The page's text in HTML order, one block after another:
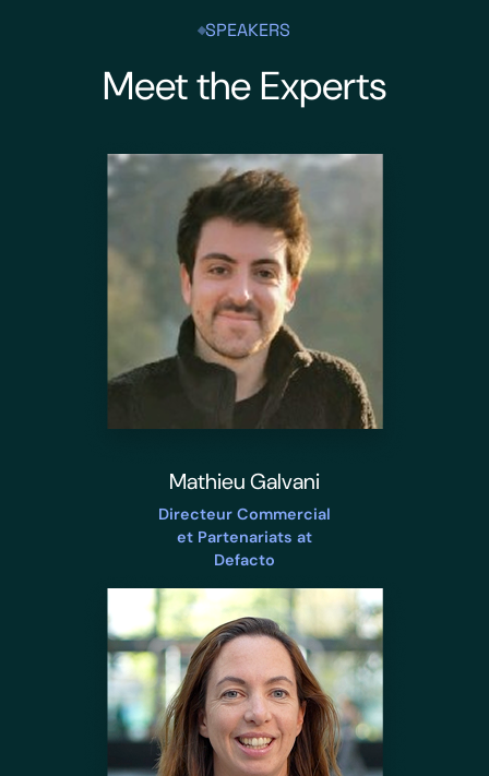
SPEAKERS
Meet the Experts
Mathieu Galvani
Directeur Commercial
et Partenariats at
Defacto